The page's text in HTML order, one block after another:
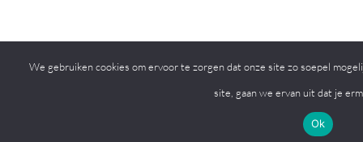
We gebruiken cookies om ervoor te zorgen dat onze site zo soepel
site, gaan we ervan uit dat je
Ok